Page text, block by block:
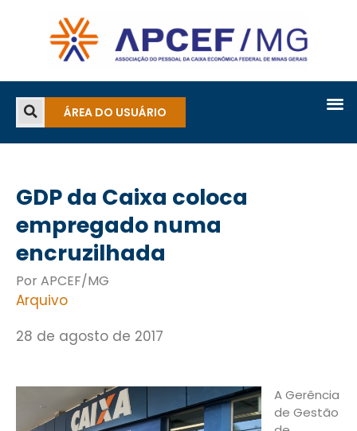
ÁREA DO USUÁRIO
GDP da Caixa coloca
empregado numa
encruzilhada
Por APCEF/MG
Arquivo
28 de agosto de 2017
A Gerência
de Gestão